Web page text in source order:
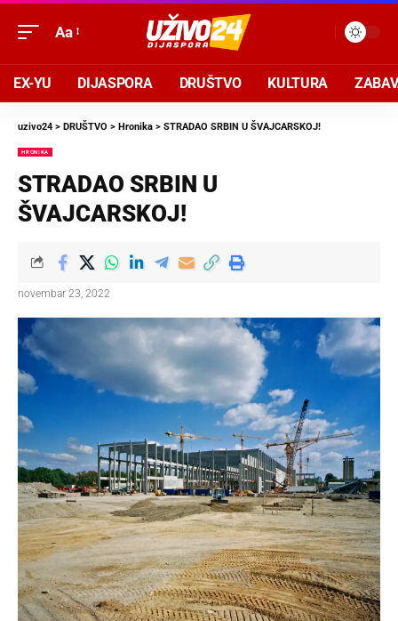
Aa
EX-YU DIJASPORA DRUŠTVO KULTURA
uzivo24 > DRUŠTVO > Hronika > STRADAO SRBIN U ŠVAJCARSKOJ!
HRONIKA
STRADAO SRBIN U
ŠVAJCARSKOJ!
novembar 23, 2022